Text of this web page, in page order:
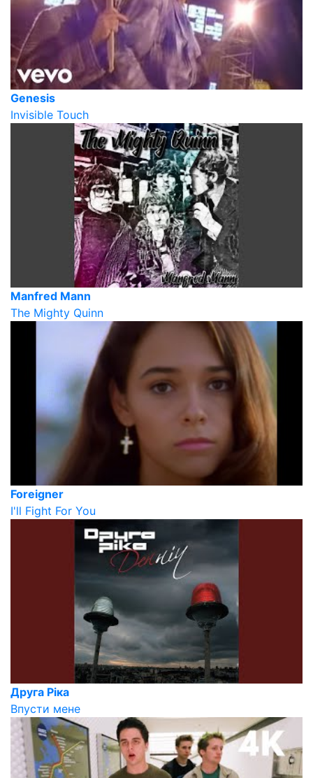
Genesis
Invisible Touch
Manfred Mann
The Mighty Quinn
Foreigner
I'll Fight For You
Друга Ріка
Впусти мене